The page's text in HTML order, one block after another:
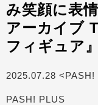
み笑顔に表
アーカイブ
フィギュア
2025.07.28 <PASH!
PASH! PLUS